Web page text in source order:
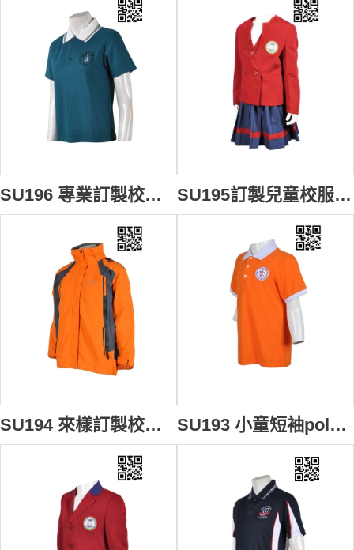
SU196 專業訂製校服polo衫 運動制服polo衫 polo衫款式設計選擇 polo衫生產商 SU195訂製兒童校服 校服套裝 幼兒園校服訂造 訂做校服裙 校服派對 校服公司
SU194 來樣訂製校服外套 訂造個性校服風褸 繡花logo校服 訂做帶帽校服 校服制服製造商HK SU193 小童短袖polo上衣 設計訂造 兒童Polo訂做 小童軍制服polo衫 校服制服polo衫 校服polo衫公司